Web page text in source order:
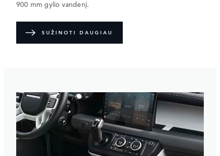
900 mm gylio vandenį.
SUŽINOTI DAUGIAU